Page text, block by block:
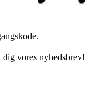
vores nyhedsbrev!